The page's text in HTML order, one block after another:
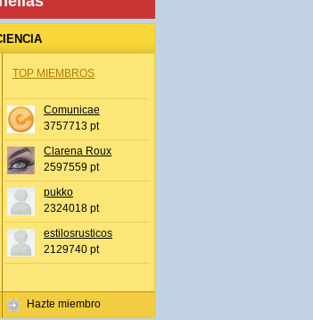
TOP MIEMBROS
Comunicae
3757713 pt
Clarena Roux
2597559 pt
pukko
2324018 pt
estilosrusticos
2129740 pt
Hazte miembro